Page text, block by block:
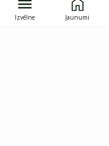
Izvēlne Jaunumi